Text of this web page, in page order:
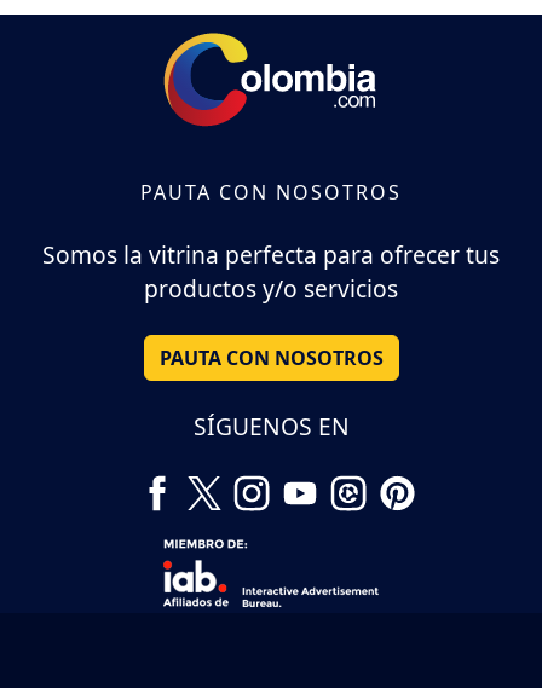
PAUTA CON NOSOTROS
Somos la vitrina perfecta para ofrecer tus
productos y/o servicios
PAUTA CON NOSOTROS
SÍGUENOS EN